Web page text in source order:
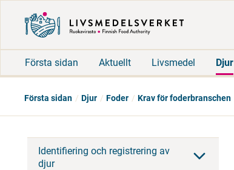
Första sidan Aktuellt Livsmedel Djur
Första sidan Djur Foder Krav för foderbranschen
Identifiering och registrering av
djur